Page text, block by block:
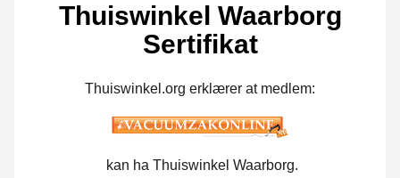
Thuiswinkel Waarborg
Sertifikat
Thuiswinkel.org erklærer at medlem:
kan ha Thuiswinkel Waarborg.